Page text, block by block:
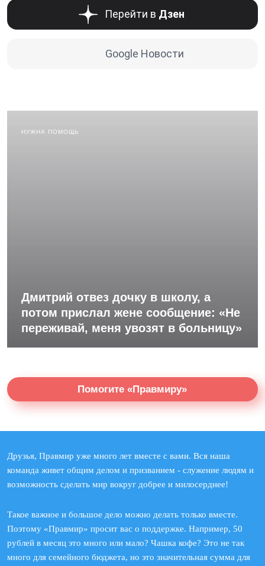
Перейти в Дзен
Google Новости
НУЖНА ПОМОЩЬ
Дмитрий отвез дочку в школу, а
потом прислал жене сообщение: «Не
переживай, меня увозят в больницу»
Помогите «Правмиру»
Друзья, Правмир уже много лет вместе с вами. Вся наша
команда живет общим делом и призванием - служение людям и
возможность сделать мир вокруг добрее и милосерднее!
Такое важное и большое дело можно делать только вместе.
Поэтому «Правмир» просит вас о поддержке. Например, 50
рублей в месяц это много или мало? Чашка кофе? Это не так
много для семейного бюджета, но это значительная сумма для